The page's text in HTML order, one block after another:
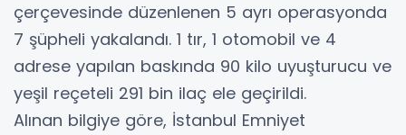
çerçevesinde düzenlenen 5 ayrı operasyonda
7 şüpheli yakalandı. 1 tır, 1 otomobil ve 4
adrese yapılan baskında 90 kilo uyuşturucu ve
yeşil reçeteli 291 bin ilaç ele geçirildi.
Alınan bilgiye göre, İstanbul Emniyet